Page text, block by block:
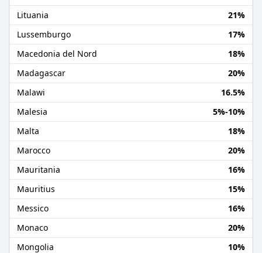
Lituania
21%
Lussemburgo
17%
Macedonia del Nord
18%
Madagascar
20%
Malawi
16.5%
Malesia
5%-10%
Malta
18%
Marocco
20%
Mauritania
16%
Mauritius
15%
Messico
16%
Monaco
20%
Mongolia
10%